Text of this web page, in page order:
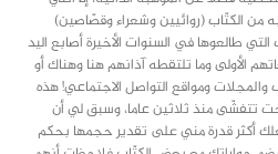
من الكتّاب (روائيين وشعراء وقصّاصين)
طالعوها في السنوات الأخيرة أصابع اليد
الأولى وما تلتقطه آذانهم هنا وهناك أو
ومواقع التواصل الاجتماعي! هذه
تتفشّى منذ ثلاثين عاما، وسبق لي أن
أكثر قدرة مني على تقدير حجمها بحكم